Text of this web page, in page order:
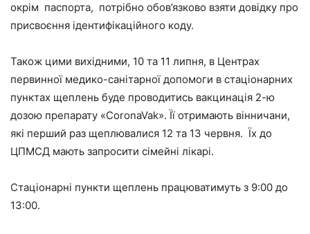
окрім паспорта, потрібно обов’язково взяти довідку про
присвоєння ідентифікаційного коду.
Також цими вихідними, 10 та 11 липня, в Центрах
первинної медико-санітарної допомоги в стаціонарних
пунктах щеплень буде проводитись вакцинація 2-ю
дозою препарату «CoronaVak». Її отримають вінничани,
які перший раз щеплювалися 12 та 13 червня. Їх до
ЦПМСД мають запросити сімейні лікарі.
Стаціонарні пункти щеплень працюватимуть з 9:00 до
13:00.